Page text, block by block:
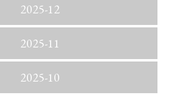
2025-12
2025-11
2025-10